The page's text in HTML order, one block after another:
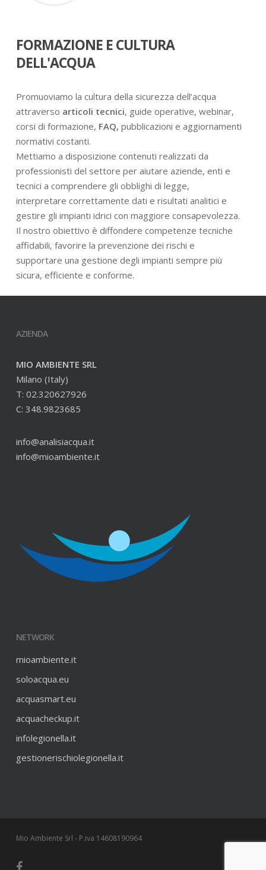
FORMAZIONE E CULTURA
DELL'ACQUA
Promuoviamo la cultura della sicurezza dell’acqua
attraverso articoli tecnici, guide operative, webinar,
corsi di formazione, FAQ, pubblicazioni e aggiornamenti
normativi costanti.
Mettiamo a disposizione contenuti realizzati da
professionisti del settore per aiutare aziende, enti e
tecnici a comprendere gli obblighi di legge,
interpretare correttamente dati e risultati analitici e
gestire gli impianti idrici con maggiore consapevolezza.
Il nostro obiettivo è diffondere competenze tecniche
affidabili, favorire la prevenzione dei rischi e
supportare una gestione degli impianti sempre più
sicura, efficiente e conforme.
AZIENDA
MIO AMBIENTE SRL
Milano (Italy)
T: 02.320627926
C: 348.9823685
info@analisiacqua.it
info@mioambiente.it
NETWORK
mioambiente.it
soloacqua.eu
acquasmart.eu
acquacheckup.it
infolegionella.it
gestionerischiolegionella.it
Mio Ambiente Srl - P.iva 14608190964
facebook